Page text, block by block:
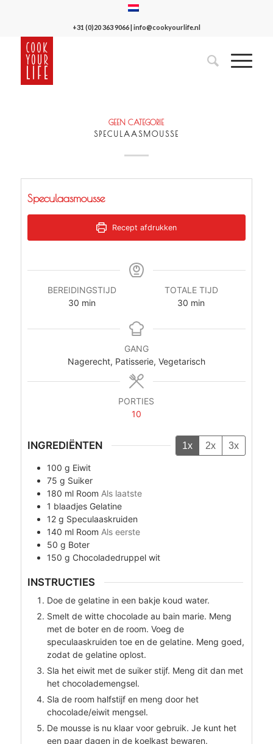
+31 (0)20 363 9066| info@cookyourlife.nl
GEEN CATEGORIE
SPECULAASMOUSSE
Speculaasmousse
Recept afdrukken
BEREIDINGSTIJD
30minuten
min
TOTALE TIJD
30 minuten
min
GANG
Nagerecht, Patisserie, Vegetarisch
PORTIES
10
INGREDIËNTEN 1x 2x 3x
100 g Eiwit
75 g Suiker
180 ml Room Als laatste
1 blaadjes Gelatine
12 g Speculaaskruiden
140 ml Room Als eerste
50 g Boter
150 g Chocoladedruppel wit
INSTRUCTIES
Doe de gelatine in een bakje koud water.
Smelt de witte chocolade au bain marie. Meng
met de boter en de room. Voeg de
speculaaskruiden toe en de gelatine. Meng goed,
zodat de gelatine oplost.
Sla het eiwit met de suiker stijf. Meng dit dan met
het chocolademengsel.
Sla de room halfstijf en meng door het
chocolade/eiwit mengsel.
De mousse is nu klaar voor gebruik. Je kunt het
een paar dagen in de koelkast bewaren.